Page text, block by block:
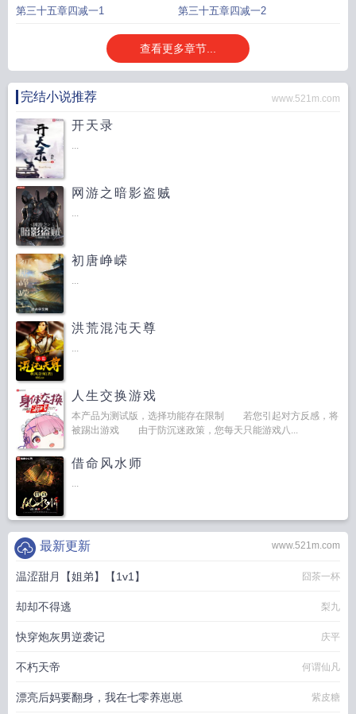
第三十五章四减一1 第三十五章四减一2
查看更多章节...
完结小说推荐 www.521m.com
开天录
...
网游之暗影盗贼
...
初唐峥嵘
...
洪荒混沌天尊
...
人生交换游戏
本产品为测试版，选择功能存在限制 若您引起对方反感，将
被踢出游戏 由于防沉迷政策，您每天只能游戏八...
借命风水师
...
www.521m.com
最新更新
温涩甜月【姐弟】【1v1】 囧茶一杯
却却不得逃 梨九
快穿炮灰男逆袭记 庆平
不朽天帝 何谓仙凡
漂亮后妈要翻身，我在七零养崽崽 紫皮糖